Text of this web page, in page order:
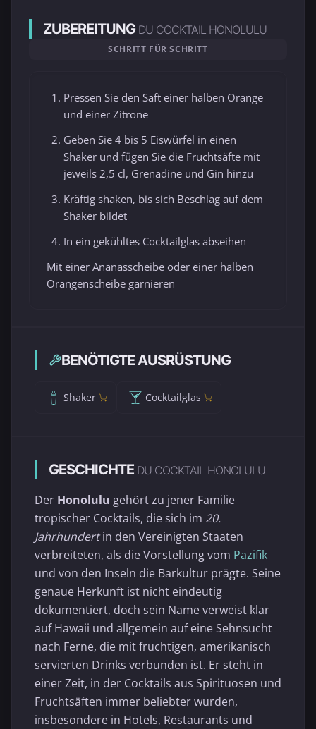
ZUBEREITUNG DU COCKTAIL HONOLULU
SCHRITT FÜR SCHRITT
Pressen Sie den Saft einer halben Orange
und einer Zitrone
Geben Sie 4 bis 5 Eiswürfel in einen
Shaker und fügen Sie die Fruchtsäfte mit
jeweils 2,5 cl, Grenadine und Gin hinzu
Kräftig shaken, bis sich Beschlag auf dem
Shaker bildet
In ein gekühltes Cocktailglas abseihen
Mit einer Ananasscheibe oder einer halben
Orangenscheibe garnieren
BENÖTIGTE AUSRÜSTUNG
Shaker Cocktailglas
GESCHICHTE DU COCKTAIL HONOLULU
Der Honolulu gehört zu jener Familie
tropischer Cocktails, die sich im 20.
Jahrhundertin den Vereinigten Staaten
verbreiteten, als die Vorstellung vom Pazifik
und von den Inseln die Barkultur prägte. Seine
genaue Herkunft ist nicht eindeutig
dokumentiert, doch sein Name verweist klar
auf Hawaii und allgemein auf eine Sehnsucht
nach Ferne, die mit fruchtigen, amerikanisch
servierten Drinks verbunden ist. Er steht in
einer Zeit, in der Cocktails aus Spirituosen und
Fruchtsäften immer beliebter wurden,
insbesondere in Hotels, Restaurants und